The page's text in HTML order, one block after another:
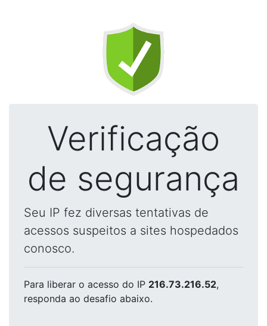
Verificação
de segurança
Seu IP fez diversas tentativas de
acessos suspeitos a sites hospedados
conosco.
Para liberar o acesso do IP 216.73.216.52,
responda ao desafio abaixo.